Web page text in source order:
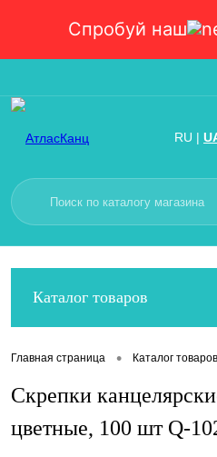
Спробуй наш
RU |
Каталог товаров
Главная страница • Каталог товаров
Скрепки
цветные, 100 шт Q-